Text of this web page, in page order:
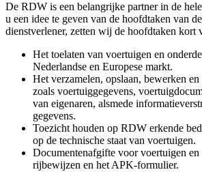
De RDW is een belangrijke partner in de
u een idee te geven van de hoofdtaken van
dienstverlener, zetten wij de hoofdtaken kort
Het toelaten van voertuigen en
Nederlandse en Europese markt.
Het verzamelen, opslaan, bewerken en
zoals voertuiggegevens,
van eigenaren, alsmede
gegevens.
Toezicht houden op RDW erkende
op de technische staat van voertuigen.
Documentenafgifte voor voertuigen en
rijbewijzen en het APK-formulier.